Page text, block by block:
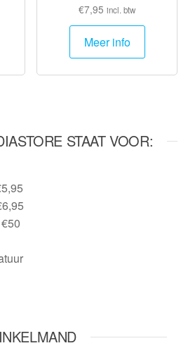
€7,95 incl. btw
Meer info
STAAT VOOR: